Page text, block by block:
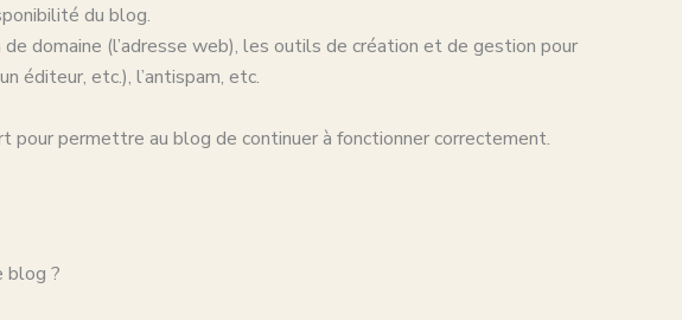
du blog.
domaine (l’adresse web), les outils de création et de gestion pour
éditeur, etc.), l’antispam, etc.
permettre au blog de continuer à fonctionner correctement.
blog ?